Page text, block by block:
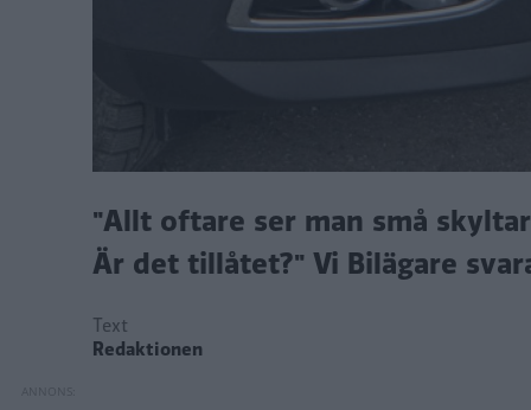
"Allt oftare ser man små
Är det tillåtet?" Vi Bilägare
Text
Redaktionen